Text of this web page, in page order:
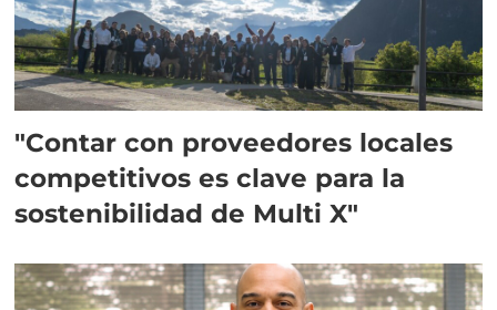
"Contar con proveedores locales
competitivos es clave para la
sostenibilidad de Multi X"